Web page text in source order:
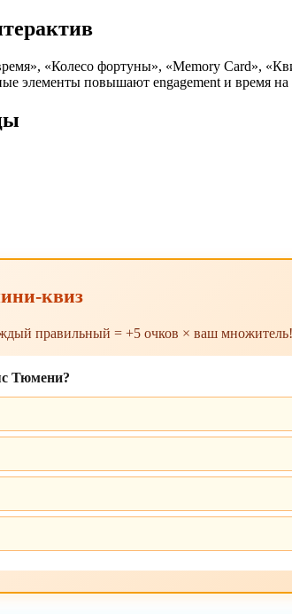
«Колесо фортуны», «Memory Card»,
элементы повышают engagement и время на
квиз
правильный = +5 очков × ваш множитель!
Тюмени?